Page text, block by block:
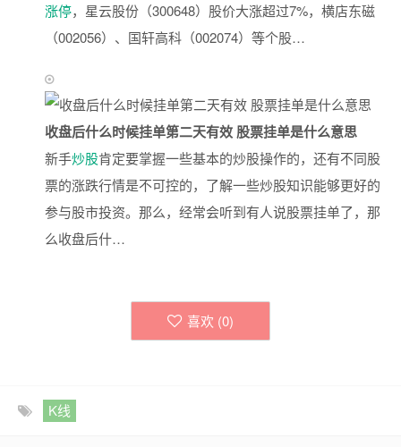
涨停，星云股份（300648）股价大涨超过7%，横店东磁
（002056）、国轩高科（002074）等个股…
收盘后什么时候挂单第二天有效 股票挂单是什么意思
新手炒股肯定要掌握一些基本的炒股操作的，还有不同股
票的涨跌行情是不可控的，了解一些炒股知识能够更好的
参与股市投资。那么，经常会听到有人说股票挂单了，那
么收盘后什…
喜欢 (0)
K线